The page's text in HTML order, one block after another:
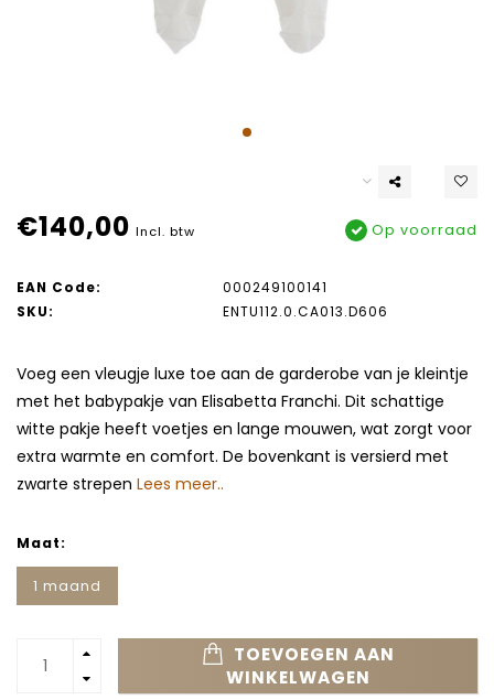
€140,00 Incl. btw Op voorraad
EAN Code:
000249100141
SKU:
ENTU112.0.CA013.D606
Voeg een vleugje luxe toe aan de garderobe van je kleintje
met het babypakje van Elisabetta Franchi. Dit schattige
witte pakje heeft voetjes en lange mouwen, wat zorgt voor
extra warmte en comfort. De bovenkant is versierd met
zwarte strepen Lees meer..
Maat:
1 maand
TOEVOEGEN AAN
WINKELWAGEN